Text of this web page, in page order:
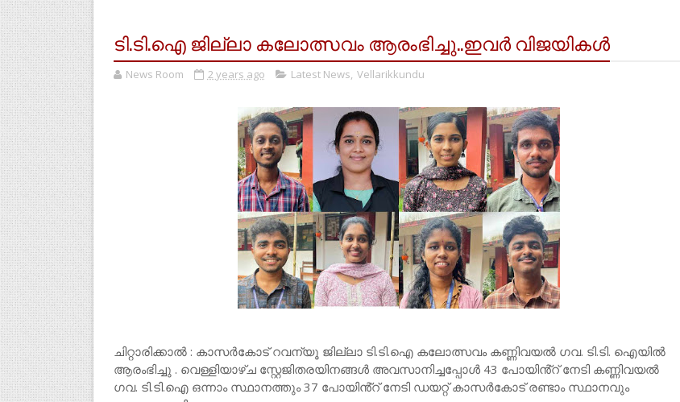
ടി.ടി.ഐ ജില്ലാ കലോത്സവം ആരംഭിച്ചു..ഇവർ വിജയികൾ
News Room 2 years ago Latest News, Vellarikkundu
ചിറ്റാരിക്കാൽ : കാസർകോട് റവന്യൂ ജില്ലാ ടി.ടി.ഐ കലോത്സവം കണ്ണിവയൽ ഗവ. ടി.ടി. ഐയിൽ
ആരംഭിച്ചു . വെള്ളിയാഴ്ച സ്റ്റേജിതരയിനങ്ങൾ അവസാനിച്ചപ്പോൾ 43 പോയിൻ്റ് നേടി കണ്ണിവയൽ
ഗവ. ടി.ടി.ഐ ഒന്നാം സ്ഥാനത്തും 37 പോയിൻ്റ് നേടി ഡയറ്റ് കാസർകോട് രണ്ടാം സ്ഥാനവും